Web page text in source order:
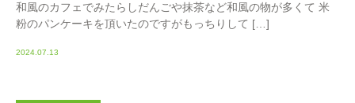
和風のカフェでみたらしだんごや抹茶など和風の物が多くて 米
粉のパンケーキを頂いたのですがもっちりして […]
2024.07.13